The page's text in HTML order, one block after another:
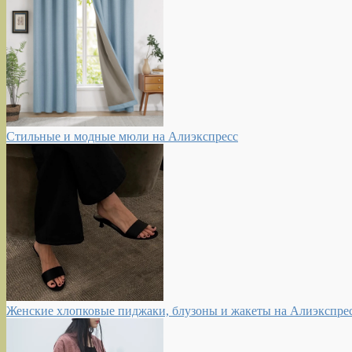
Стильные и модные мюли на Алиэкспресс
Женские хлопковые пиджаки, блузоны и жакеты на